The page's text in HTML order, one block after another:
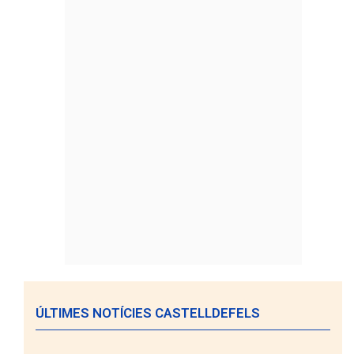
ÚLTIMES NOTÍCIES CASTELLDEFELS